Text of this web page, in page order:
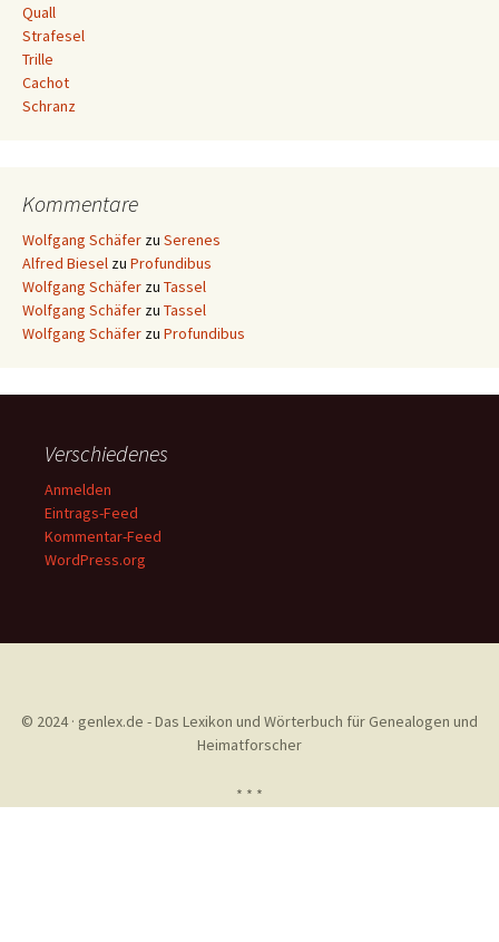
Quall
Strafesel
Trille
Cachot
Schranz
Kommentare
Wolfgang Schäfer zu Serenes
Alfred Biesel zu Profundibus
Wolfgang Schäfer zu Tassel
Wolfgang Schäfer zu Tassel
Wolfgang Schäfer zu Profundibus
Verschiedenes
Anmelden
Eintrags-Feed
Kommentar-Feed
WordPress.org
© 2024 · genlex.de - Das Lexikon und Wörterbuch für Genealogen und
Heimatforscher
* * *